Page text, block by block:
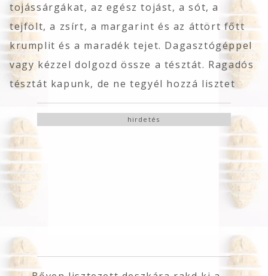
tojássárgákat, az egész tojást, a sót, a
tejfölt, a zsírt, a margarint és az áttört főtt
krumplit és a maradék tejet. Dagasztógéppel
vagy kézzel dolgozd össze a tésztát. Ragadós
tésztát kapunk, de ne tegyél hozzá lisztet
hirdetés